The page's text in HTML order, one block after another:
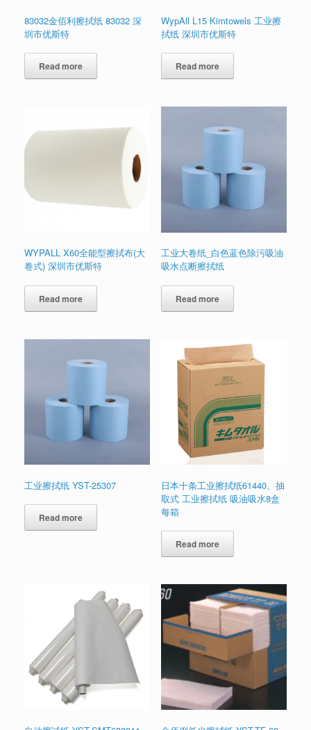
83032金佰利擦拭纸 83032 深
圳市优斯特
Read more
WypAll L15 Kimtowels 工业擦
拭纸 深圳市优斯特
Read more
WYPALL X60全能型擦拭布(大
卷式) 深圳市优斯特
Read more
工业大卷纸_白色蓝色除污吸油
吸水点断擦拭纸
Read more
工业擦拭纸 YST-25307
Read more
日本十条工业擦拭纸61440、抽
取式 工业擦拭纸 吸油吸水8盒
每箱
Read more